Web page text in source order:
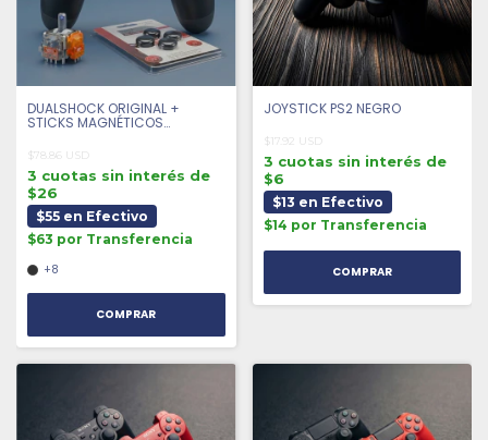
DUALSHOCK ORIGINAL +
STICKS MAGNÉTICOS
SEMINUEVO
$78.86 USD
3 cuotas sin interés de
$26
$55 en Efectivo
$63 por Transferencia
+8
COMPRAR
JOYSTICK PS2 NEGRO
$17.92 USD
3 cuotas sin interés de
$6
$13 en Efectivo
$14 por Transferencia